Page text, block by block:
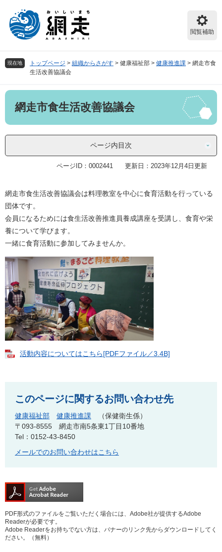
頭
で
飛
ば
へ
閲覧補助
現在地 トップページ > 組織からさがす > 健康福祉部 > 健康推進課 > 網走市食
生活改善協議会
本
網走市食生活改善協議会
ページ内目次
ページID：0002441 更新日：2023年12月4日更新
網走市食生活改善協議会は料理教室を中心に食育活動を行っている
団体です。
会員になるためには食生活改善推進員養成講座を受講し、食育や栄
養について学びます。
一緒に食育活動に参加してみませんか。
活動内容についてはこちら[PDFファイル／3.4B]
このページに関するお問い合わせ先
健康福祉部 健康推進課
保健衛生係
〒093-8555
網走市南5条東1丁目10番地
Tel：0152-43-8450
メールでのお問い合わせはこちら
PDF形式のファイルをご覧いただく場合には、Adobe社が提供するAdobe
Readerが必要です。
Adobe Readerをお持ちでない方は、バナーのリンク先からダウンロードしてく
ださい。（無料）